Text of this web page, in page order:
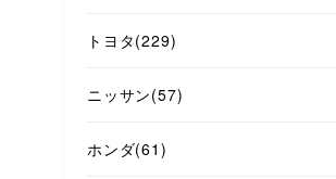
トヨタ(229)
ニッサン(57)
ホンダ(61)